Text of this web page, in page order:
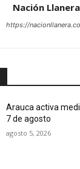
Nación Llanera
https://
Arauca activa
7 de agosto
agosto 5, 2026